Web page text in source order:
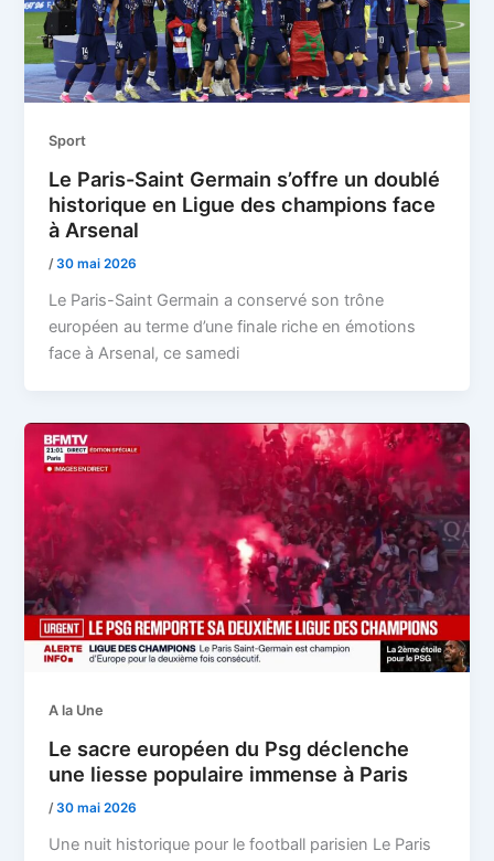
Sport
Le Paris-Saint Germain s’offre un doublé
historique en Ligue des champions face
à Arsenal
/30 mai 2026
Le Paris-Saint Germain a conservé son trône
européen au terme d’une finale riche en émotions
face à Arsenal, ce samedi
A la Une
Le sacre européen du Psg déclenche
une liesse populaire immense à Paris
/30 mai 2026
Une nuit historique pour le football parisien Le Paris